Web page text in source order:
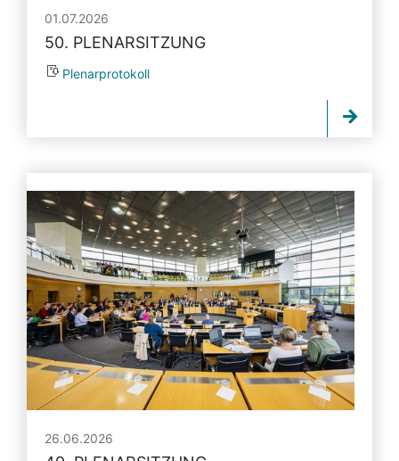
01.07.2026
50. PLENARSITZUNG
Plenarprotokoll
26.06.2026